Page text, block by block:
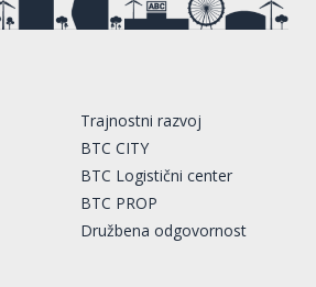
Trajnostni razvoj
BTC CITY
BTC Logistični center
BTC PROP
Družbena odgovornost